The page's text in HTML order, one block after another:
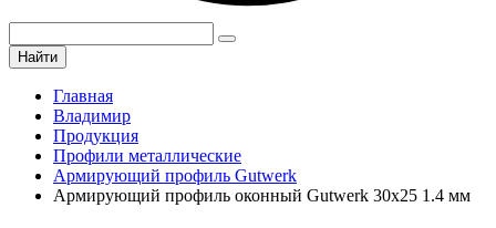
Найти
Главная
Владимир
Продукция
Профили металлические
Армирующий профиль Gutwerk
Армирующий профиль оконный Gutwerk 30х25 1.4 мм